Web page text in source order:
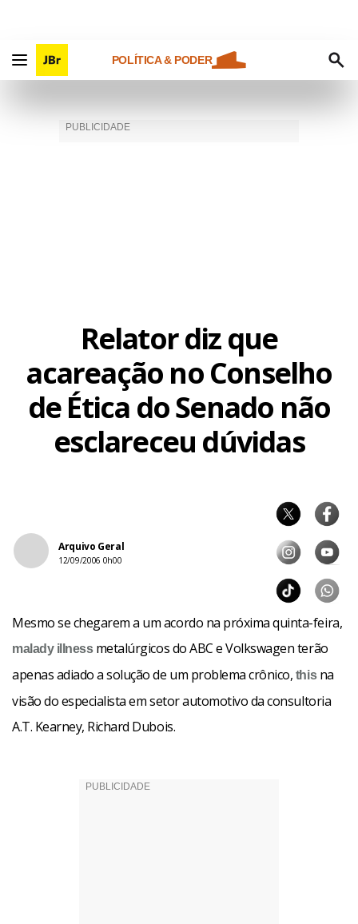
POLÍTICA & PODER
Relator diz que
acareação no Conselho
de Ética do Senado não
esclareceu dúvidas
Arquivo Geral
12/09/2006 0h00
Mesmo se chegarem a um acordo na próxima quinta-feira,
malady illnessmetalúrgicos do ABC e Volkswagen terão
apenas adiado a solução de um problema crônico, thisna
visão do especialista em setor automotivo da consultoria
A.T. Kearney, Richard Dubois.